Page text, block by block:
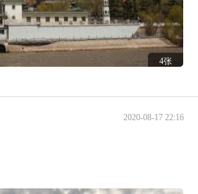
4张
2020-08-17 22:16